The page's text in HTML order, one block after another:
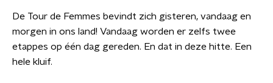
De Tour de Femmes bevindt zich gisteren, vandaag en
morgen in ons land! Vandaag worden er zelfs twee
etappes op één dag gereden. En dat in deze hitte. Een
hele kluif.